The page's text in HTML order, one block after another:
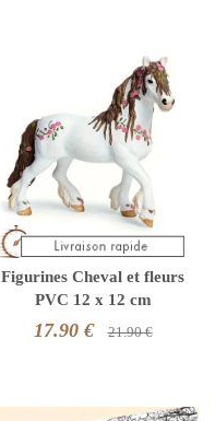
Figurines Cheval et fleurs
PVC 12 x 12 cm
17.90 € 21.90 €